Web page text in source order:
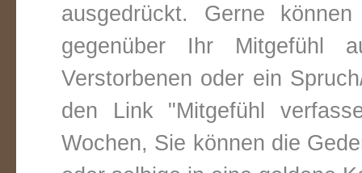
ausgedrückt. Gerne
gegenüber Ihr Mitgefühl
Verstorbenen oder ein
den Link "Mitgefühl
Wochen, Sie können die